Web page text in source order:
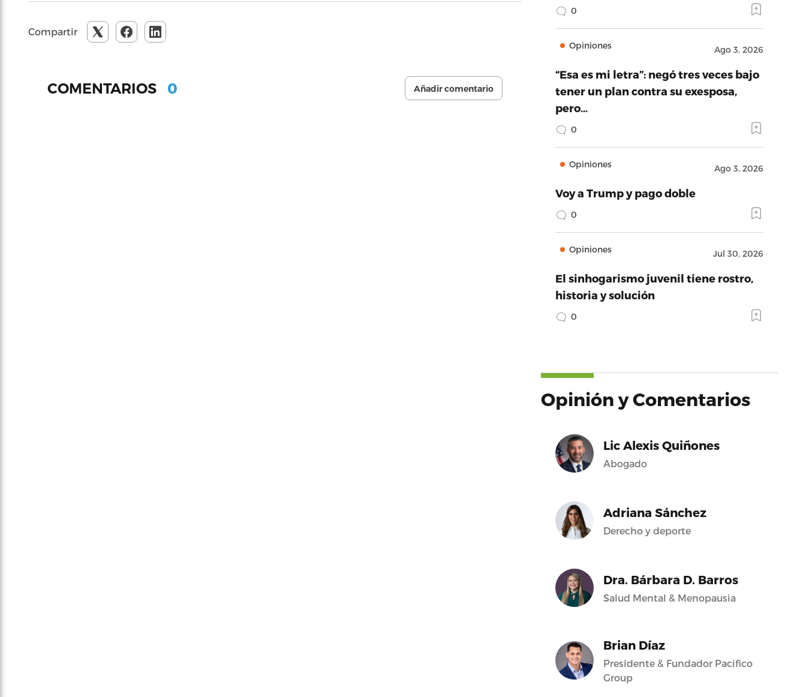
Compartir
COMENTARIOS 0 Añadir comentario
0
Opiniones Ago 3, 2026
“Esa es mi letra”: negó tres veces bajo
tener un plan contra su exesposa,
pero…
0
Opiniones Ago 3, 2026
Voy a Trump y pago doble
0
Opiniones Jul 30, 2026
El sinhogarismo juvenil tiene rostro,
historia y solución
0
Opinión y Comentarios
Lic Alexis Quiñones
Abogado
Adriana Sánchez
Derecho y deporte
Dra. Bárbara D. Barros
Salud Mental & Menopausia
Brian Díaz
Presidente & Fundador Pacifico
Group